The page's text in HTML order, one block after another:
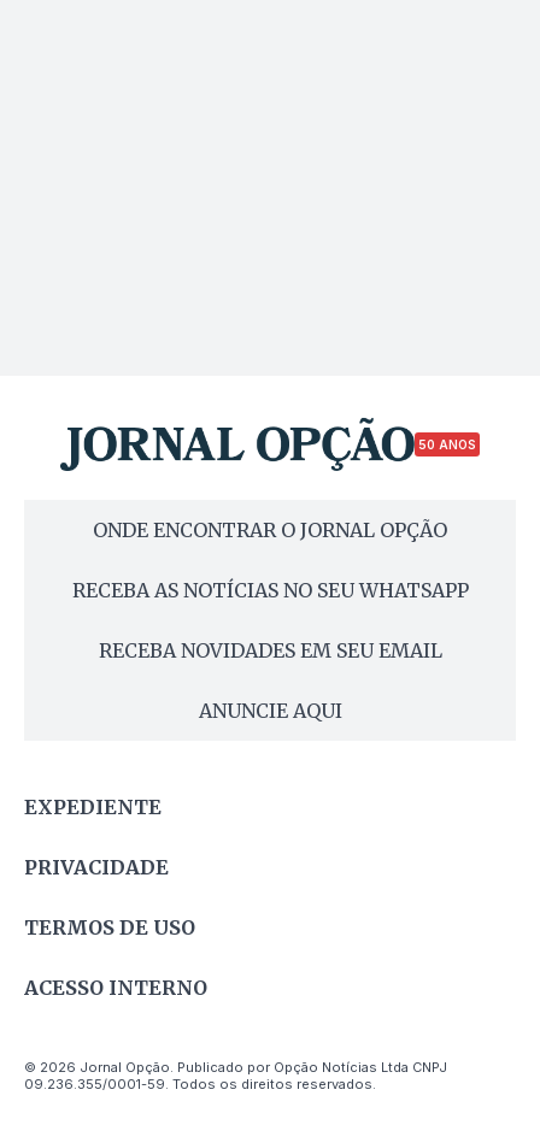
50 ANOS
ONDE ENCONTRAR O JORNAL OPÇÃO
RECEBA AS NOTÍCIAS NO SEU WHATSAPP
RECEBA NOVIDADES EM SEU EMAIL
ANUNCIE AQUI
EXPEDIENTE
PRIVACIDADE
TERMOS DE USO
ACESSO INTERNO
© 2026 Jornal Opção. Publicado por Opção Notícias Ltda CNPJ
09.236.355/0001-59. Todos os direitos reservados.